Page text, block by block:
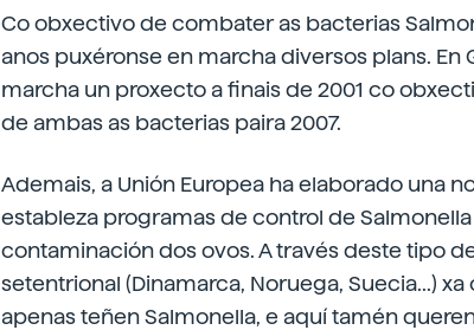
Co obxectivo de combater as bacterias
anos puxéronse en marcha diversos plans.
marcha un proxecto a finais de 2001 co
de ambas as bacterias paira 2007.
Ademais, a Unión Europea ha elaborado una
estableza programas de control de
contaminación dos ovos. A través deste tipo
setentrional (Dinamarca, Noruega, Suecia...)
apenas teñen Salmonella, e aquí tamén